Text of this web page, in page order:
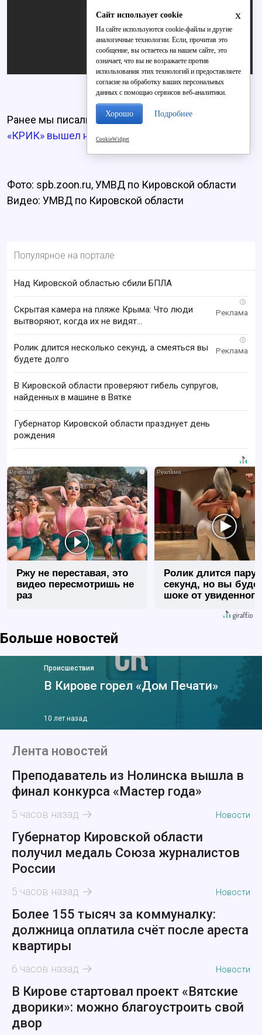
Ранее мы писали о том, что бывший директор
«КРИК» вышел на свободу.
Фото: spb.zoon.ru, УМВД по Кировской области
Видео: УМВД по Кировской области
Популярное на портале
Над Кировской областью сбили БПЛА
i
Скрытая камера на пляже Крыма: Что люди
вытворяют, когда их не видят...
i
Ролик длится несколько секунд, а смеяться вы
будете долго
В Кировской области проверяют гибель супругов,
найденных в машине в Вятке
Губернатор Кировской области празднует день
рождения
i
Ржу не переставая, это
видео пересмотришь не
раз
Ролик длится пару
секунд, но вы
шоке от увиденного
Больше новостей
Происшествия
В Кирове горел «Дом Печати»
10 лет назад
Лента новостей
Преподаватель из Нолинска вышла в
финал конкурса «Мастер года»
5 часов назад Новости
Губернатор Кировской области
получил медаль Союза журналистов
России
5 часов назад Новости
Более 155 тысяч за коммуналку:
должница оплатила счёт после ареста
квартиры
6 часов назад Новости
В Кирове стартовал проект «Вятские
дворики»: можно благоустроить свой
двор
x
Сайт использует cookie
На сайте используются cookie-файлы и другие
аналогичные технологии. Если, прочитав это
сообщение, вы остаетесь на нашем сайте, это
означает, что вы не возражаете против
использования этих технологий и предоставляете
согласие на обработку ваших персональных
данных с помощью сервисов веб-аналитики.
Хорошо Подробнее
CookieWidget